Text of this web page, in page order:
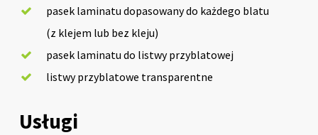
pasek laminatu dopasowany do każdego blatu
(z klejem lub bez kleju)
pasek laminatu do listwy przyblatowej
listwy przyblatowe transparentne
Usługi